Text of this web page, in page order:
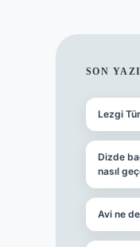
SON
Lezgi
Dizde
nasıl
Avi ne
betci